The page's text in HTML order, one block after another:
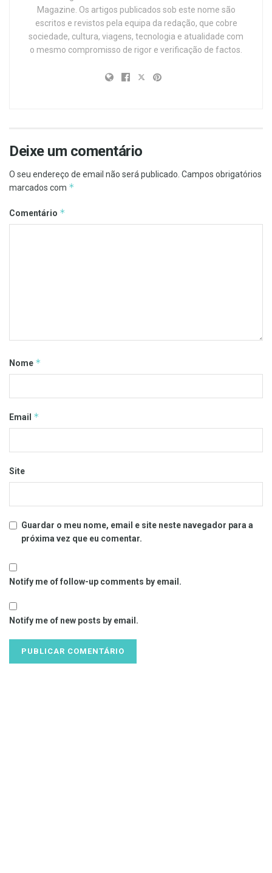
Magazine. Os artigos publicados sob este nome são
escritos e revistos pela equipa da redação, que cobre
sociedade, cultura, viagens, tecnologia e atualidade com
o mesmo compromisso de rigor e verificação de factos.
Deixe um comentário
O seu endereço de email não será publicado. Campos obrigatórios
marcados com *
Comentário *
Nome *
Email *
Site
Guardar o meu nome, email e site neste navegador para a
próxima vez que eu comentar.
Notify me of follow-up comments by email.
Notify me of new posts by email.